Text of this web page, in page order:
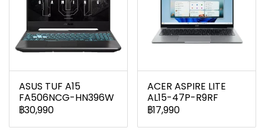
ASUS TUF A15
FA506NCG-HN396W
฿30,990
ACER ASPIRE LITE
AL15-47P-R9RF
฿17,990